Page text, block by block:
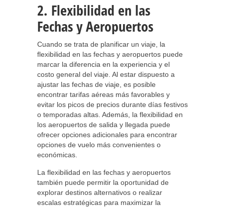
2. Flexibilidad en las
Fechas y Aeropuertos
Cuando se trata de planificar un viaje, la
flexibilidad en las fechas y aeropuertos puede
marcar la diferencia en la experiencia y el
costo general del viaje. Al estar dispuesto a
ajustar las fechas de viaje, es posible
encontrar tarifas aéreas más favorables y
evitar los picos de precios durante días festivos
o temporadas altas. Además, la flexibilidad en
los aeropuertos de salida y llegada puede
ofrecer opciones adicionales para encontrar
opciones de vuelo más convenientes o
económicas.
La flexibilidad en las fechas y aeropuertos
también puede permitir la oportunidad de
explorar destinos alternativos o realizar
escalas estratégicas para maximizar la